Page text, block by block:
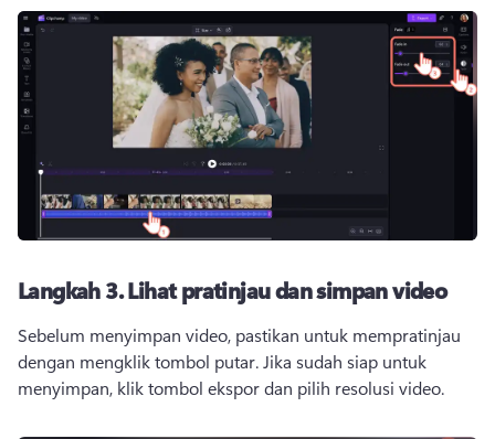
Langkah 3.Lihat pratinjau dan simpan video
Sebelum menyimpan video, pastikan untuk mempratinjau
dengan mengklik tombol putar. Jika sudah siap untuk
menyimpan, klik tombol ekspor dan pilih resolusi video.